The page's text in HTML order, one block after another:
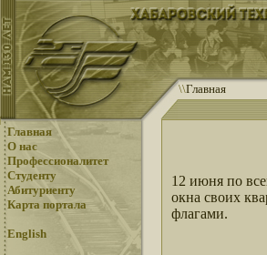
\\Главная
Главная
О нас
Профессионалитет
Студенту
Абитуриенту
Карта портала
English
12 июня по
окна своих
флагами.